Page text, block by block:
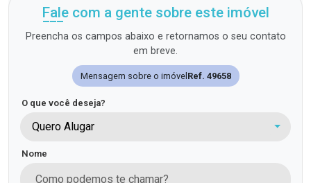
Fale com a gente sobre este imóvel
Preencha os campos abaixo e retornamos o seu contato
em breve.
Mensagem sobre o imóvelRef. 49658
O que você deseja?
Quero Alugar
Nome